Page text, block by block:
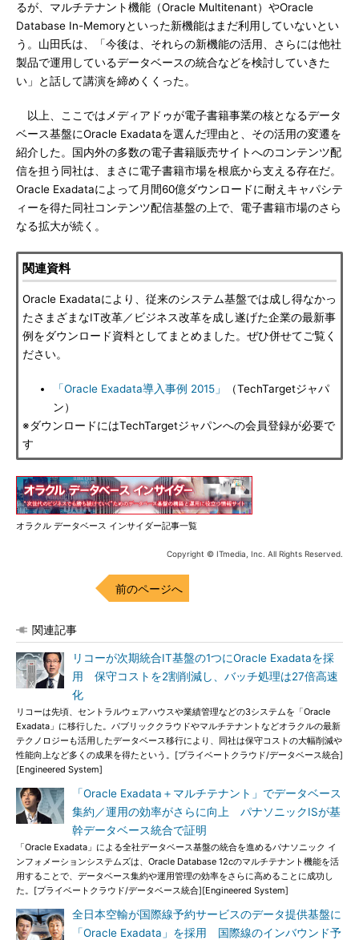
るが、マルチテナント機能（Oracle Multitenant）やOracle
Database In-Memoryといった新機能はまだ利用していないとい
う。山田氏は、「今後は、それらの新機能の活用、さらには他社
製品で運用しているデータベースの統合などを検討していきた
い」と話して講演を締めくくった。
以上、ここではメディアドゥが電子書籍事業の核となるデータ
ベース基盤にOracle Exadataを選んだ理由と、その活用の変遷を
紹介した。国内外の多数の電子書籍販売サイトへのコンテンツ配
信を担う同社は、まさに電子書籍市場を根底から支える存在だ。
Oracle Exadataによって月間60億ダウンロードに耐えキャパシテ
ィーを得た同社コンテンツ配信基盤の上で、電子書籍市場のさら
なる拡大が続く。
関連資料
Oracle Exadataにより、従来のシステム基盤では成し得なかっ
たさまざまなIT改革／ビジネス改革を成し遂げた企業の最新事
例をダウンロード資料としてまとめました。ぜひ併せてご覧く
ださい。
「Oracle Exadata導入事例 2015」
（TechTargetジャパ
ン）
※ダウンロードにはTechTargetジャパンへの会員登録が必要で
す
オラクル データベース インサイダー記事一覧
Copyright © ITmedia, Inc. All Rights Reserved.
前のページへ
関連記事
リコーが次期統合IT基盤の1つにOracle Exadataを採
用 保守コストを2割削減し、バッチ処理は27倍高速
化
リコーは先頃、セントラルウェアハウスや業績管理などの3システムを「Oracle
Exadata」に移行した。パブリッククラウドやマルチテナントなどオラクルの最新
テクノロジーも活用したデータベース移行により、同社は保守コストの大幅削減や
性能向上など多くの成果を得たという。[プライベートクラウド/データベース統合]
[Engineered System]
「Oracle Exadata＋マルチテナント」でデータベース
集約／運用の効率がさらに向上 パナソニックISが基
幹データベース統合で証明
「Oracle Exadata」による全社データベース基盤の統合を進めるパナソニック イ
ンフォメーションシステムズは、Oracle Database 12cのマルチテナント機能を活
用することで、データベース集約や運用管理の効率をさらに高めることに成功し
た。[プライベートクラウド/データベース統合][Engineered System]
全日本空輸が国際線予約サービスのデータ提供基盤に
「Oracle Exadata」を採用 国際線のインバウンド予